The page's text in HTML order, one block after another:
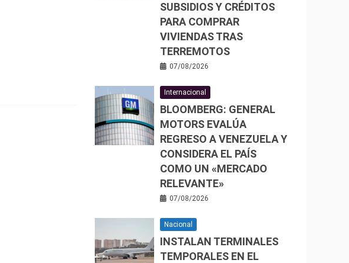
SUBSIDIOS Y CRÉDITOS
PARA COMPRAR
VIVIENDAS TRAS
TERREMOTOS
07/08/2026
Internacional
BLOOMBERG: GENERAL
MOTORS EVALÚA
REGRESO A VENEZUELA Y
CONSIDERA EL PAÍS
COMO UN «MERCADO
RELEVANTE»
07/08/2026
Nacional
INSTALAN TERMINALES
TEMPORALES EN EL